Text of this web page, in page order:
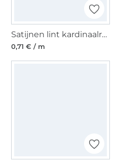
Satijnen lint kardinaalrood (10 mm)
0,71 € / m